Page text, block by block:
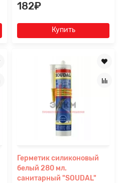
182₽
Купить
Герметик силиконовый
белый 280 мл.
санитарный "SOUDAL"